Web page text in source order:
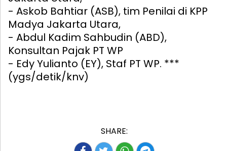
- Askob Bahtiar (ASB), tim Penilai di KPP
Madya Jakarta Utara,
- Abdul Kadim Sahbudin (ABD),
Konsultan Pajak PT WP
- Edy Yulianto (EY), Staf PT WP. ***
(ygs/detik/knv)
SHARE: